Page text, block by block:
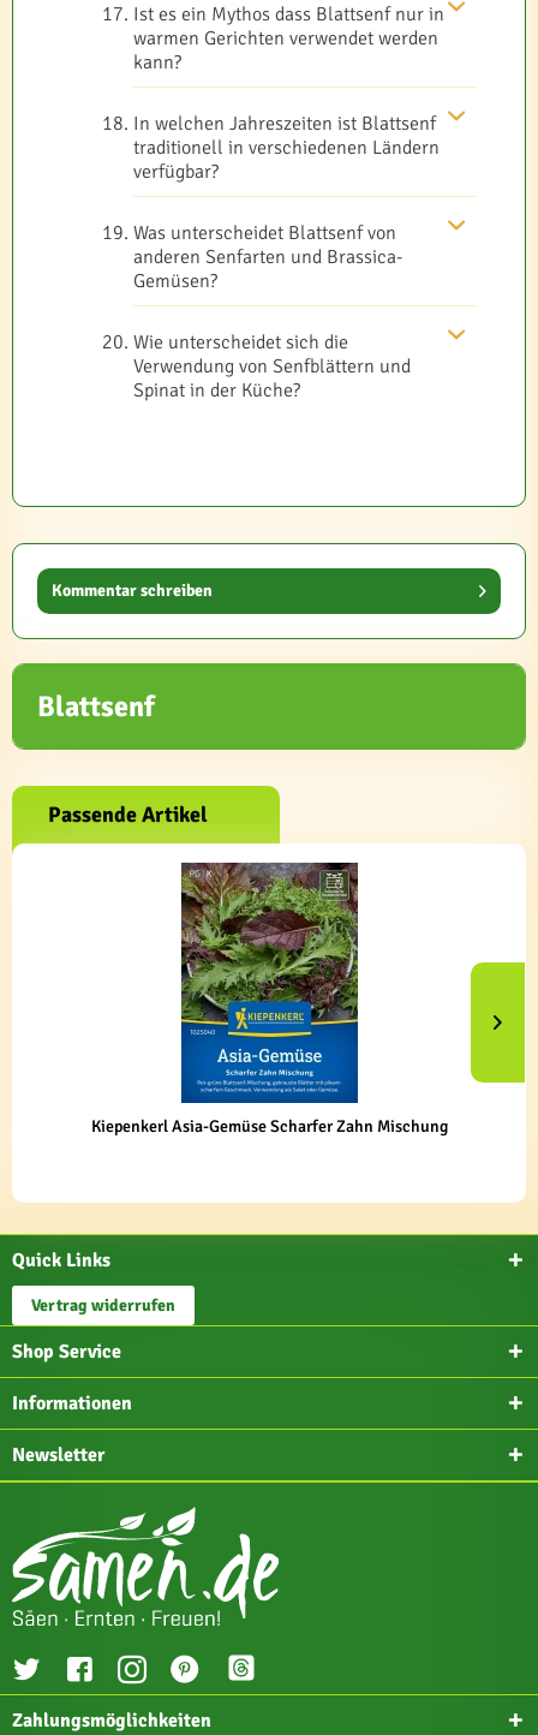
Ist es ein Mythos dass Blattsenf nur in
warmen Gerichten verwendet werden
kann?
In welchen Jahreszeiten ist Blattsenf
traditionell in verschiedenen Ländern
verfügbar?
Was unterscheidet Blattsenf von
anderen Senfarten und Brassica-
Gemüsen?
Wie unterscheidet sich die
Verwendung von Senfblättern und
Spinat in der Küche?
Kommentar schreiben
Blattsenf
Passende Artikel
Kiepenkerl Asia-Gemüse Scharfer Zahn Mischung
Quick Links
Vertrag widerrufen
Shop Service
Informationen
Newsletter
Zahlungsmöglichkeiten